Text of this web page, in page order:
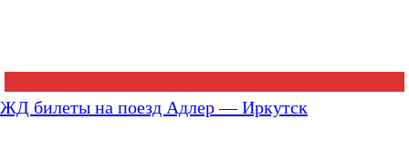
ЖД билеты на поезд Адлер — Иркутск